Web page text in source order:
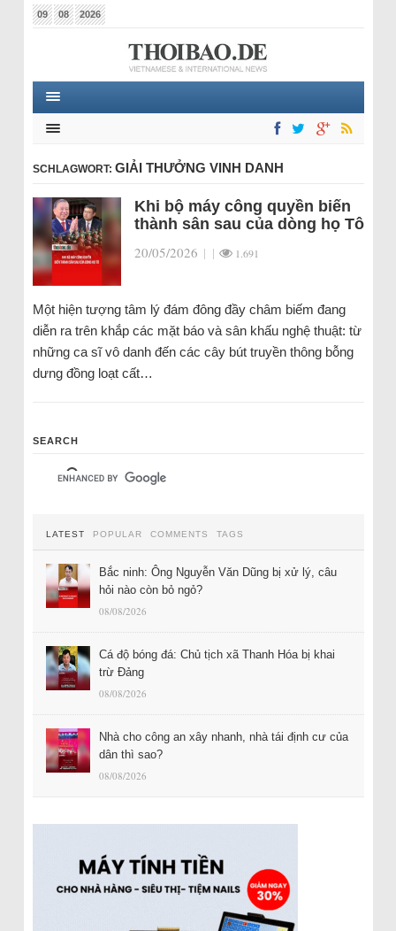
09 08 2026
SCHLAGWORT: GIẢI THƯỞNG VINH DANH
Khi bộ máy công quyền biến
thành sân sau của dòng họ Tô
20/05/2026 | | 1.691
Một hiện tượng tâm lý đám đông đầy châm biếm đang
diễn ra trên khắp các mặt báo và sân khấu nghệ thuật: từ
những ca sĩ vô danh đến các cây bút truyền thông bỗng
dưng đồng loạt cất…
SEARCH
LATEST POPULAR COMMENTS TAGS
Bắc ninh: Ông Nguyễn Văn Dũng bị xử lý, câu
hỏi nào còn bỏ ngỏ?
08/08/2026
Cá độ bóng đá: Chủ tịch xã Thanh Hóa bị khai
trừ Đảng
08/08/2026
Nhà cho công an xây nhanh, nhà tái định cư của
dân thì sao?
08/08/2026